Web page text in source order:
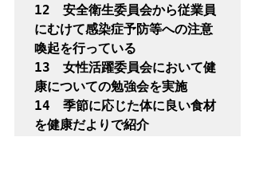
12　安全衛生委員会から従業員
にむけて感染症予防等への注意
喚起を行っている
13　女性活躍委員会において健
康についての勉強会を実施
14　季節に応じた体に良い食材
を健康だよりで紹介